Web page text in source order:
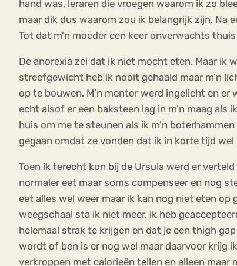
hand was, leraren die vroegen waarom ik zo
maar dik dus waarom zou ik belangrijk zijn.
Tot dat m’n moeder een keer onverwachts
De anorexia zei dat ik niet mocht eten. Maar ik
streefgewicht heb ik nooit gehaald maar m’n
op te bouwen. M’n mentor werd ingelicht en
echt alsof er een baksteen lag in m’n maag als
huis om me te steunen als ik m’n
gegaan omdat ze vonden dat ik in korte tijd
Toen ik terecht kon bij de Ursula werd er
normaler eet maar soms compenseer en nog
eet alles wel weer maar ik kan nog niet eten op
weegschaal sta ik niet meer, ik heb
helemaal strak te krijgen en dat je een thigh
wordt of ben is er nog wel maar daarvoor krijg
verkroppen met calorieën tellen en alleen maar